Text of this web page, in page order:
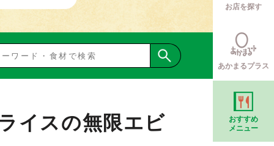
お店を探す
あかまるプラス
おすすめ
メニュー
イスの無限エビ